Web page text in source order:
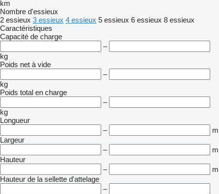
km
Nombre d'essieux
2 essieux 3 essieux 4 essieux 5 essieux 6 essieux 8 essieux
Caractéristiques
Capacité de charge
–
kg
Poids net à vide
–
kg
Poids total en charge
–
kg
Longueur
–
m
Largeur
–
m
Hauteur
–
m
Hauteur de la sellette d'attelage
–